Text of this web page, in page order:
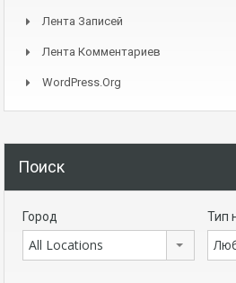
Лента Записей
Лента Комментариев
WordPress.org
Поиск
Город
All Locations
Тип